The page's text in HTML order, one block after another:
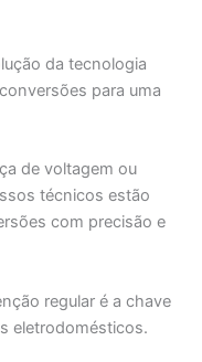
da tecnologia
para uma
de voltagem ou
técnicos estão
com precisão e
regular é a chave
eletrodomésticos.